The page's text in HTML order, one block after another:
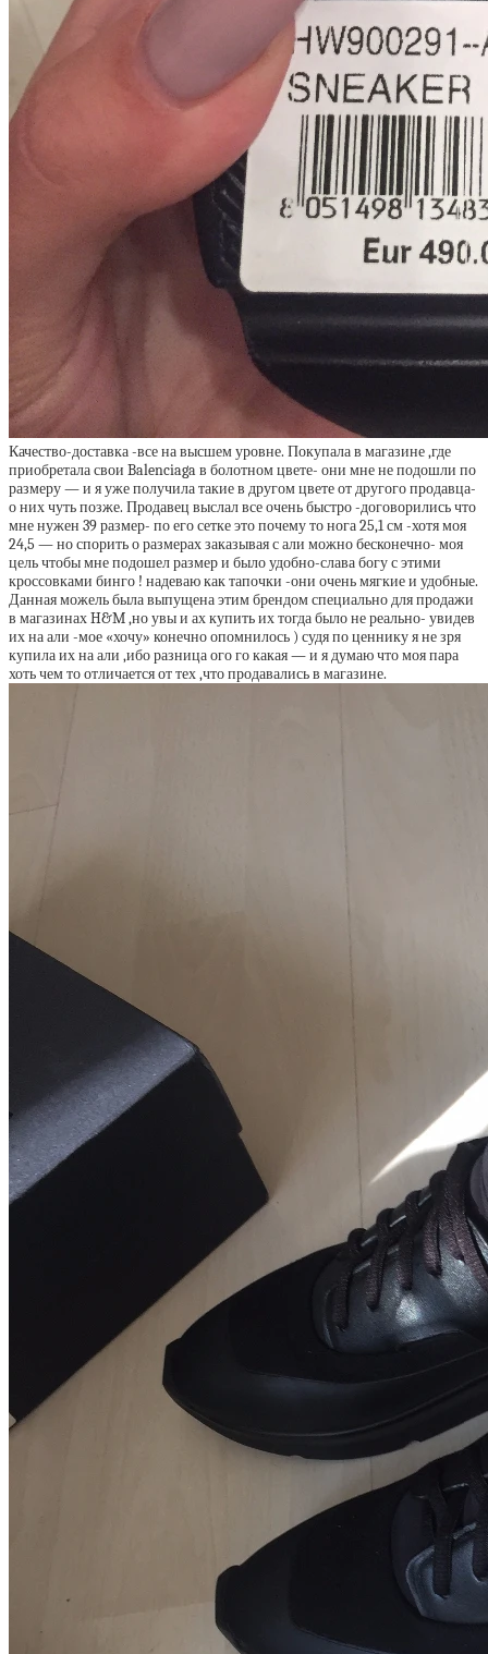
Качество-доставка -все на высшем уровне. Покупала в магазине ,где
приобретала свои Balenciaga в болотном цвете- они мне не подошли по
размеру — и я уже получила такие в другом цвете от другого продавца-
о них чуть позже. Продавец выслал все очень быстро -договорились что
мне нужен 39 размер- по его сетке это почему то нога 25,1 см -хотя моя
24,5 — но спорить о размерах заказывая с али можно бесконечно- моя
цель чтобы мне подошел размер и было удобно-слава богу с этими
кроссовками бинго ! надеваю как тапочки -они очень мягкие и удобные.
Данная можель была выпущена этим брендом специально для продажи
в магазинах H&M ,но увы и ах купить их тогда было не реально- увидев
их на али -мое «хочу» конечно опомнилось ) судя по ценнику я не зря
купила их на али ,ибо разница ого го какая — и я думаю что моя пара
хоть чем то отличается от тех ,что продавались в магазине.